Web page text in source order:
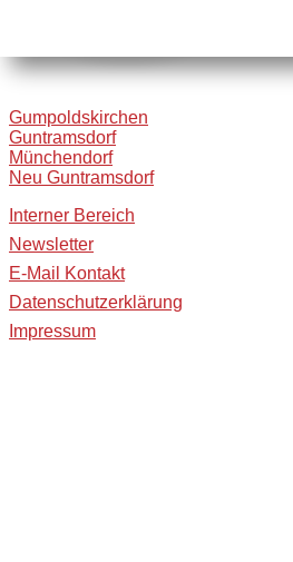
Gumpoldskirchen
Guntramsdorf
Münchendorf
Neu Guntramsdorf
Interner Bereich
Newsletter
E-Mail Kontakt
Datenschutzerklärung
Impressum